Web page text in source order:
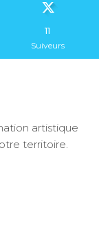
11
Suiveurs
artistique
territoire.